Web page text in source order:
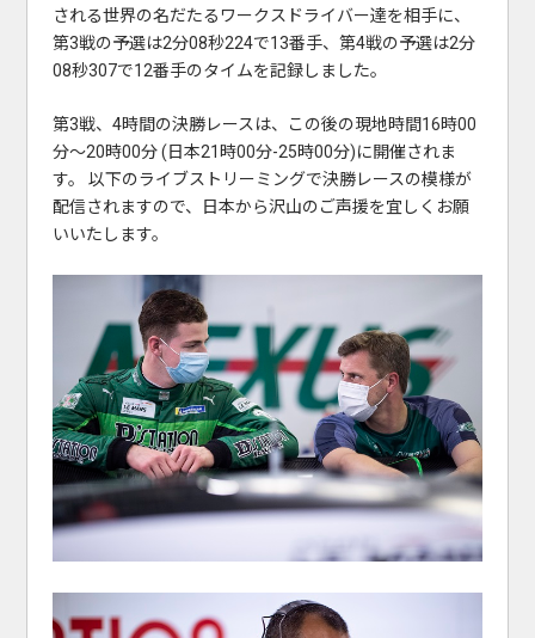
される世界の名だたるワークスドライバー達を相手に、
第3戦の予選は2分08秒224で13番手、第4戦の予選は2分
08秒307で12番手のタイムを記録しました。
第3戦、4時間の決勝レースは、この後の現地時間16時00
分～20時00分 (日本21時00分-25時00分)に開催されま
す。 以下のライブストリーミングで決勝レースの模様が
配信されますので、日本から沢山のご声援を宜しくお願
いいたします。